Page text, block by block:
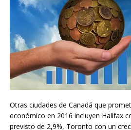
Otras ciudades de Canadá que
económico en 2016 incluyen Halifax
previsto de 2,9%, Toronto con un